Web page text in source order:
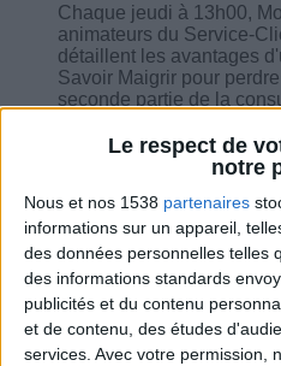
Le respect de
notre
Nous et nos 1538 partenaires
informations sur un appareil,
des données personnelles telles
des informations standards
publicités et du contenu
et de contenu, des études
services. Avec votre permission,
Chaque jeudi à 13h00,
animateurs du Service-
détaillent les avantages
Savoir Maigrir pour
seconde partie de la
utilisateurs.
Combien de kilos
Moins de
5 kilos
De 5